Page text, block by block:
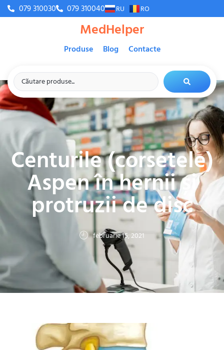
079 310030 079 310040 RU RO
MedHelper
Produse Blog Contacte
Centurile (corsetele)
Aspen în hernii și
protruzii de disc
februarie 15, 2021